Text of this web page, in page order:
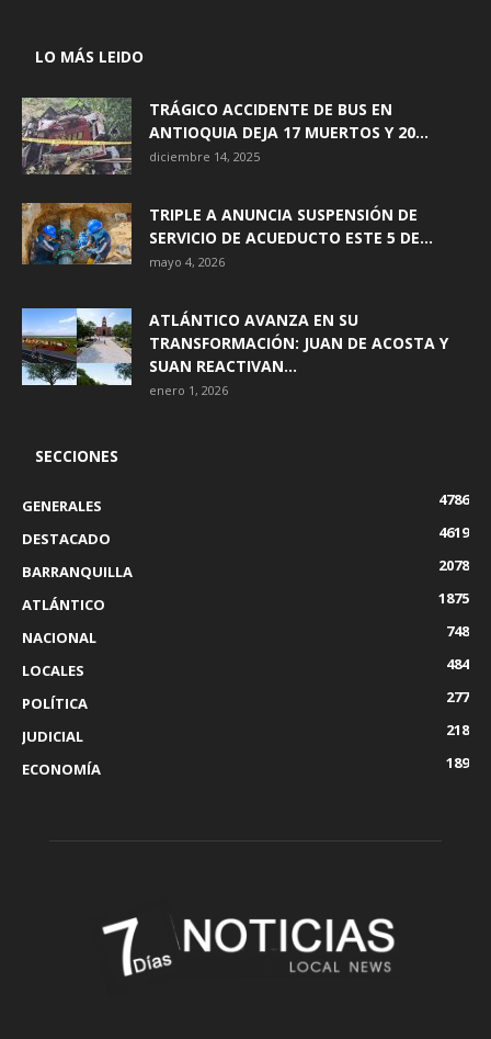
LO MÁS LEIDO
TRÁGICO ACCIDENTE DE BUS EN
ANTIOQUIA DEJA 17 MUERTOS Y 20...
diciembre 14, 2025
TRIPLE A ANUNCIA SUSPENSIÓN DE
SERVICIO DE ACUEDUCTO ESTE 5 DE...
mayo 4, 2026
ATLÁNTICO AVANZA EN SU
TRANSFORMACIÓN: JUAN DE ACOSTA Y
SUAN REACTIVAN...
enero 1, 2026
SECCIONES
GENERALES
4786
DESTACADO
4619
BARRANQUILLA
2078
ATLÁNTICO
1875
NACIONAL
748
LOCALES
484
POLÍTICA
277
JUDICIAL
218
ECONOMÍA
189